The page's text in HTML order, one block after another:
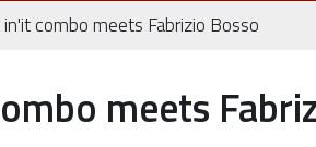
in'it combo meets Fabrizio Bosso
meets